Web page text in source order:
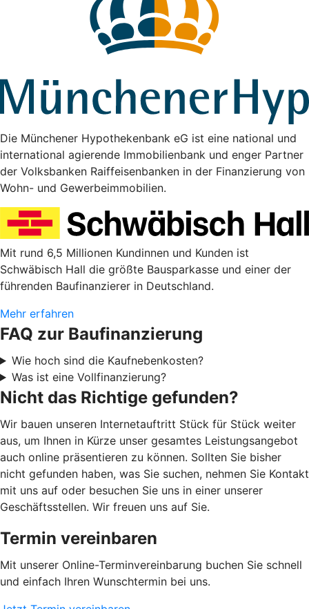
Die Münchener Hypothekenbank eG ist eine national und
international agierende Immobilienbank und enger Partner
der Volksbanken Raiffeisenbanken in der Finanzierung von
Wohn- und Gewerbeimmobilien.
Mit rund 6,5 Millionen Kundinnen und Kunden ist
Schwäbisch Hall die größte Bausparkasse und einer der
führenden Baufinanzierer in Deutschland.
Mehr erfahren
FAQ zur Baufinanzierung
Wie hoch sind die Kaufnebenkosten?
Was ist eine Vollfinanzierung?
Nicht das Richtige gefunden?
Wir bauen unseren Internetauftritt Stück für Stück weiter
aus, um Ihnen in Kürze unser gesamtes Leistungsangebot
auch online präsentieren zu können. Sollten Sie bisher
nicht gefunden haben, was Sie suchen, nehmen Sie Kontakt
mit uns auf oder besuchen Sie uns in einer unserer
Geschäftsstellen. Wir freuen uns auf Sie.
Termin vereinbaren
Mit unserer Online-Terminvereinbarung buchen Sie schnell
und einfach Ihren Wunschtermin bei uns.